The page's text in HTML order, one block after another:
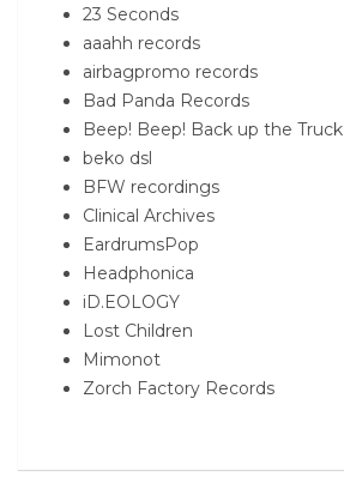
23 Seconds
aaahh records
airbagpromo records
Bad Panda Records
Beep! Beep! Back up the Truck
beko dsl
BFW recordings
Clinical Archives
EardrumsPop
Headphonica
iD.EOLOGY
Lost Children
Mimonot
Zorch Factory Records